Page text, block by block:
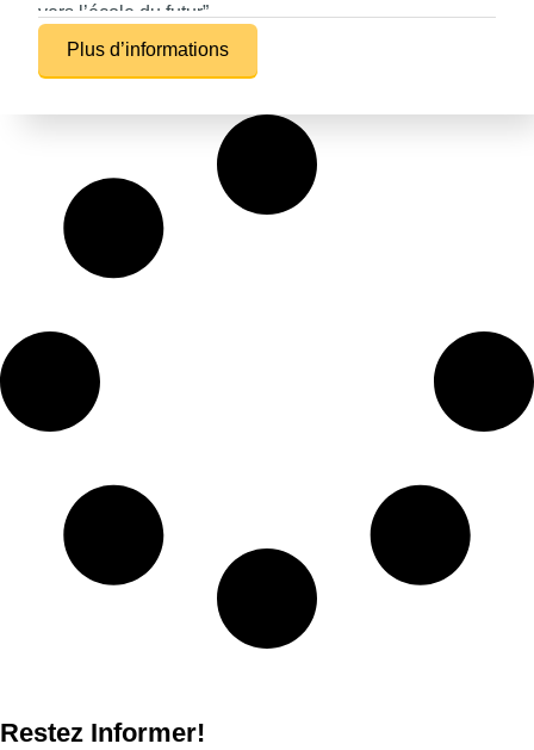
vers l’école du futur”.
Plus d’informations
Restez Informer!